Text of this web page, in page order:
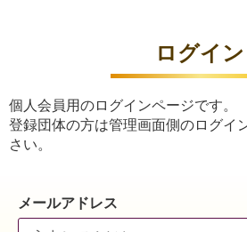
ログイン
個人会員用のログインページです。
登録団体の方は管理画面側のログイ
さい。
メールアドレス